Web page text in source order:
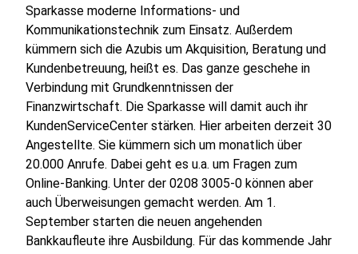
Sparkasse moderne Informations- und
Kommunikationstechnik zum Einsatz. Außerdem
kümmern sich die Azubis um Akquisition, Beratung und
Kundenbetreuung, heißt es. Das ganze geschehe in
Verbindung mit Grundkenntnissen der
Finanzwirtschaft. Die Sparkasse will damit auch ihr
KundenServiceCenter stärken. Hier arbeiten derzeit 30
Angestellte. Sie kümmern sich um monatlich über
20.000 Anrufe. Dabei geht es u.a. um Fragen zum
Online-Banking. Unter der 0208 3005-0 können aber
auch Überweisungen gemacht werden. Am 1.
September starten die neuen angehenden
Bankkaufleute ihre Ausbildung. Für das kommende Jahr